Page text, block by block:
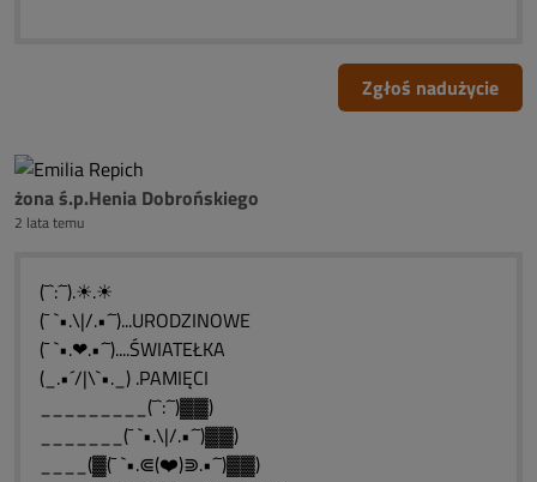
Zgłoś nadużycie
żona ś.p.Henia Dobrońskiego
2 lata temu
(¯`:´¯).☀.☀
(¯ `•.\|/.•´¯)...URODZINOWE
(¯ `•.❤.•´¯)....ŚWIATEŁKA
(_.•´/|\`•._) .PAMIĘCI
_________(¯`:´¯)▓▓)
_______(¯ `•.\|/.•´¯)▓▓)
____(▓(¯ `•.⋐(❤️)⋑.•´¯)▓▓)